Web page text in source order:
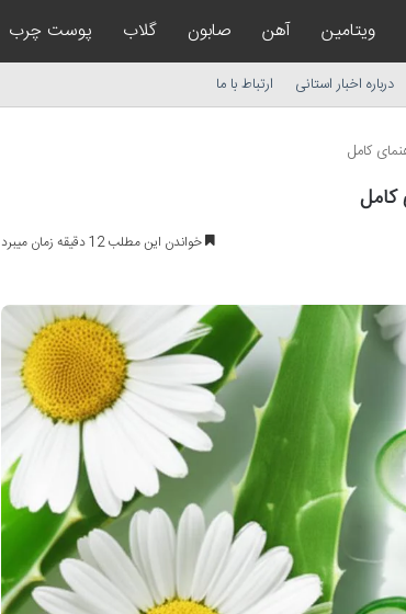
ویتامین آهن صابون گلاب پوست چرب
درباره اخبار استانی ارتباط با ما
کامل
کامل
خواندن این مطلب 12 دقیقه زمان میبرد